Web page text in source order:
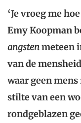
‘Je vroeg me
Emy Koopman
angstenmeteen
van de
waar geen
stilte van een
rondgeblazen